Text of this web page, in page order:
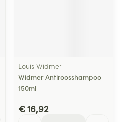
Louis Widmer
Widmer Antiroosshampoo
150ml
€ 16,92